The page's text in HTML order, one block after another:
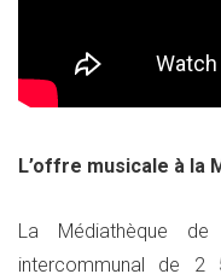
L’offre musicale à la
La Médiathèque
intercommunal de 2